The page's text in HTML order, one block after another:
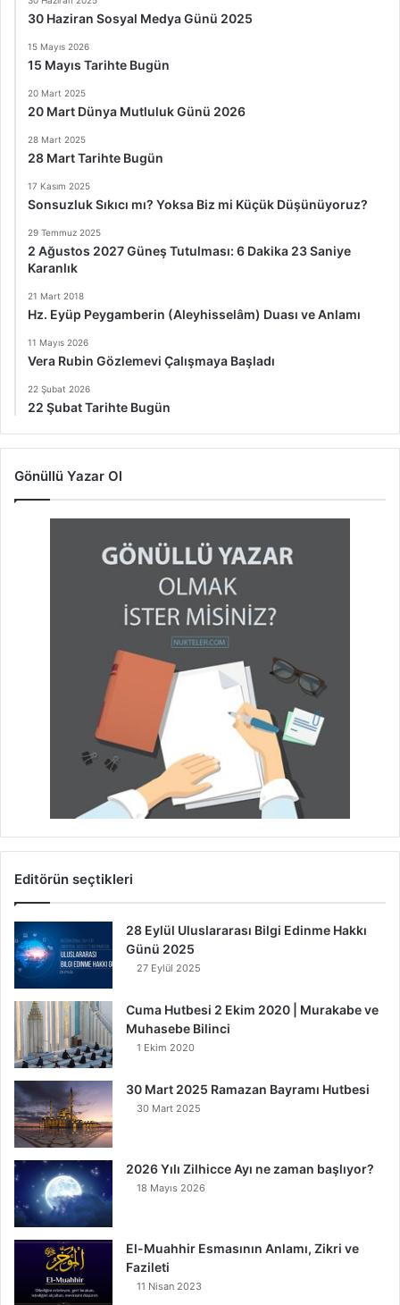
30 Haziran Sosyal Medya Günü 2025
15 Mayıs 2026
15 Mayıs Tarihte Bugün
20 Mart 2025
20 Mart Dünya Mutluluk Günü 2026
28 Mart 2025
28 Mart Tarihte Bugün
17 Kasım 2025
Sonsuzluk Sıkıcı mı? Yoksa Biz mi Küçük Düşünüyoruz?
29 Temmuz 2025
2 Ağustos 2027 Güneş Tutulması: 6 Dakika 23 Saniye
Karanlık
21 Mart 2018
Hz. Eyüp Peygamberin (Aleyhisselâm) Duası ve Anlamı
11 Mayıs 2026
Vera Rubin Gözlemevi Çalışmaya Başladı
22 Şubat 2026
22 Şubat Tarihte Bugün
Gönüllü Yazar Ol
Editörün seçtikleri
28 Eylül Uluslararası Bilgi Edinme Hakkı
Günü 2025
27 Eylül 2025
Cuma Hutbesi 2 Ekim 2020 | Murakabe ve
Muhasebe Bilinci
1 Ekim 2020
30 Mart 2025 Ramazan Bayramı Hutbesi
30 Mart 2025
2026 Yılı Zilhicce Ayı ne zaman başlıyor?
18 Mayıs 2026
El-Muahhir Esmasının Anlamı, Zikri ve
Fazileti
11 Nisan 2023